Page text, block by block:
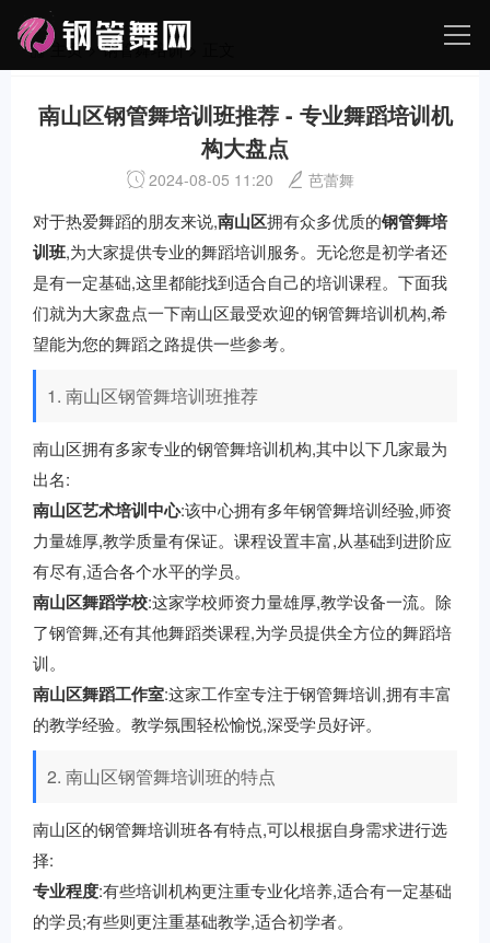
主页>钢管舞培训> 正文
南山区钢管舞培训班推荐 - 专业舞蹈培训机
构大盘点
2024-08-05 11:20 芭蕾舞
对于热爱舞蹈的朋友来说,南山区拥有众多优质的钢管舞培
训班,为大家提供专业的舞蹈培训服务。无论您是初学者还
是有一定基础,这里都能找到适合自己的培训课程。下面我
们就为大家盘点一下南山区最受欢迎的钢管舞培训机构,希
望能为您的舞蹈之路提供一些参考。
1. 南山区钢管舞培训班推荐
南山区拥有多家专业的钢管舞培训机构,其中以下几家最为
出名:
南山区艺术培训中心:该中心拥有多年钢管舞培训经验,师资
力量雄厚,教学质量有保证。课程设置丰富,从基础到进阶应
有尽有,适合各个水平的学员。
南山区舞蹈学校:这家学校师资力量雄厚,教学设备一流。除
了钢管舞,还有其他舞蹈类课程,为学员提供全方位的舞蹈培
训。
南山区舞蹈工作室:这家工作室专注于钢管舞培训,拥有丰富
的教学经验。教学氛围轻松愉悦,深受学员好评。
2. 南山区钢管舞培训班的特点
南山区的钢管舞培训班各有特点,可以根据自身需求进行选
择:
专业程度:有些培训机构更注重专业化培养,适合有一定基础
的学员;有些则更注重基础教学,适合初学者。